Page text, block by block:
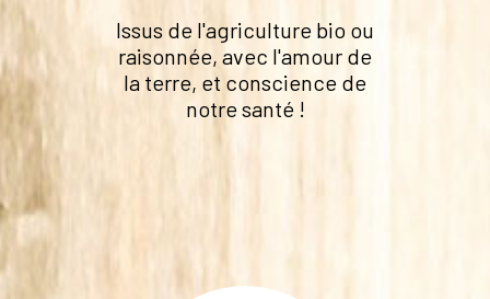
Issus de l'agriculture bio ou
raisonnée, avec l'amour de
la terre, et conscience de
notre santé !